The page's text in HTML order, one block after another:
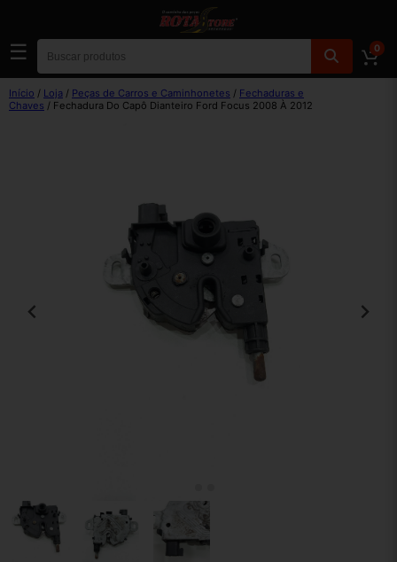
☰ 0
Início / Loja / Peças de Carros e Caminhonetes / Fechaduras e
Chaves / Fechadura Do Capô Dianteiro Ford Focus 2008 À 2012